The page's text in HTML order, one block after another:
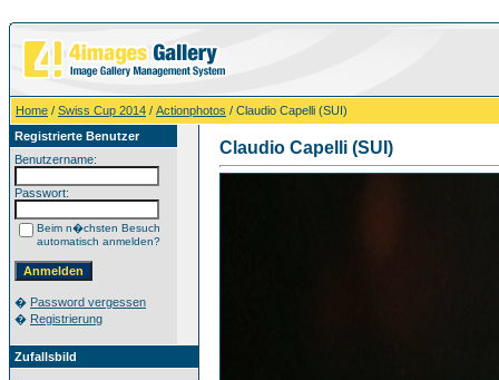
Home / Swiss Cup 2014 / Actionphotos / Claudio Capelli (SUI)
Registrierte Benutzer
Benutzername:
Passwort:
Beim n�chsten Besuch
automatisch anmelden?
� Password vergessen
� Registrierung
Zufallsbild
Claudio Capelli (SUI)